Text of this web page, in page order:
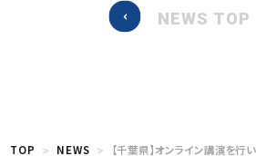
NEWS TOP
TOP NEWS 【千葉県】オンライン講演を行い